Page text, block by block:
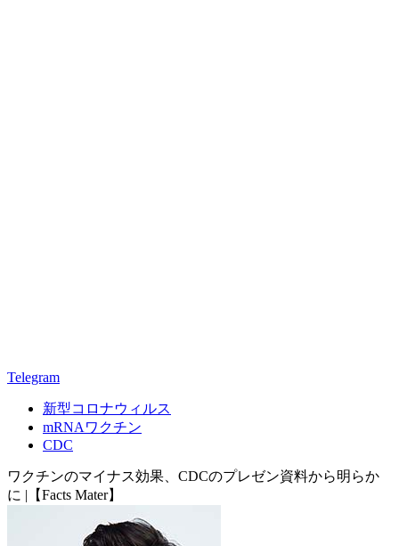
Telegram
新型コロナウィルス
mRNAワクチン
CDC
ワクチンのマイナス効果、CDCのプレゼン資料から明らか
に |【Facts Mater】